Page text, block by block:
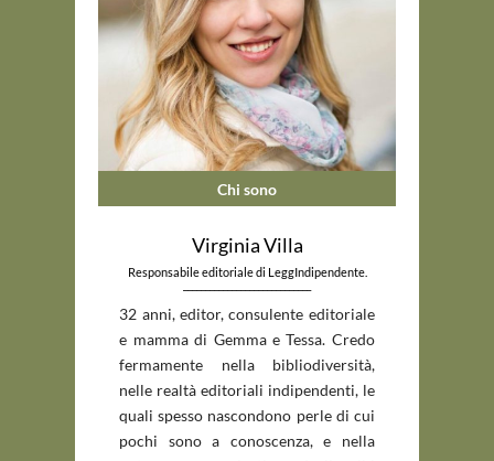
Chi sono
Virginia Villa
Responsabile editoriale di LeggIndipendente.
_____________________________
32 anni, editor, consulente editoriale
e mamma di Gemma e Tessa. Credo
fermamente nella bibliodiversità,
nelle realtà editoriali indipendenti, le
quali spesso nascondono perle di cui
pochi sono a conoscenza, e nella